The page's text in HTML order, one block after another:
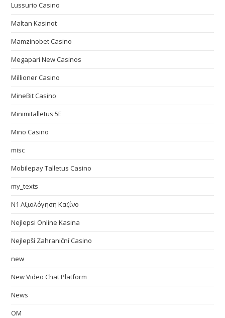
Lussurio Casino
Maltan Kasinot
Mamzinobet Casino
Megapari New Casinos
Millioner Casino
MineBit Casino
Minimitalletus 5E
Mino Casino
misc
Mobilepay Talletus Casino
my_texts
N1 Αξιολόγηση Καζίνο
Nejlepsi Online Kasina
Nejlepší Zahraniční Casino
new
New Video Chat Platform
News
OM